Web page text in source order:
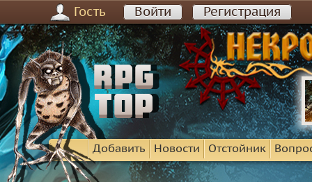
Гость Войти Регистрация
Добавить Новости Отстойник